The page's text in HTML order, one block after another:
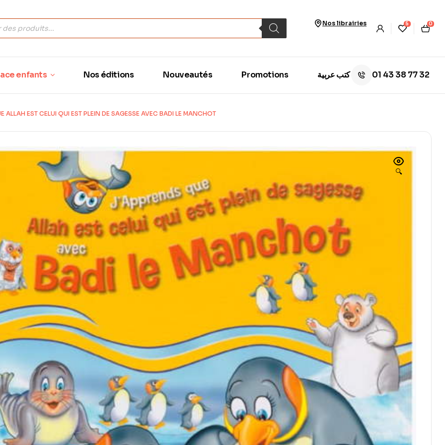
Nos librairies 5 0
enfants Nos éditions Nouveautés Promotions كتب عربية 01 43 38 77 32
ALLAH EST CELUI QUI EST PLEIN DE SAGESSE AVEC BADI LE MANCHOT
🔍